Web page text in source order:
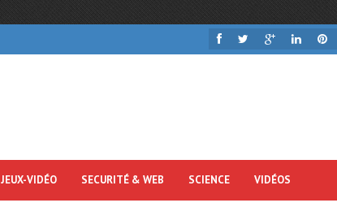
JEUX-VIDÉO SECURITÉ & WEB SCIENCE VIDÉOS